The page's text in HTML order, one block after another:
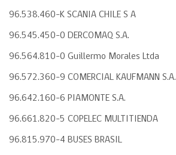
96.538.460-K SCANIA CHILE S A
96.545.450-0 DERCOMAQ S.A.
96.564.810-0 Guillermo Morales Ltda
96.572.360-9 COMERCIAL KAUFMANN S.A.
96.642.160-6 PIAMONTE S.A.
96.661.820-5 COPELEC MULTITIENDA
96.815.970-4 BUSES BRASIL